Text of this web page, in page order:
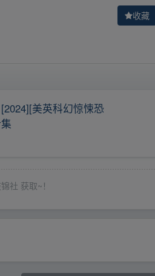
收藏
美英科幻惊悚恐
社 获取~！